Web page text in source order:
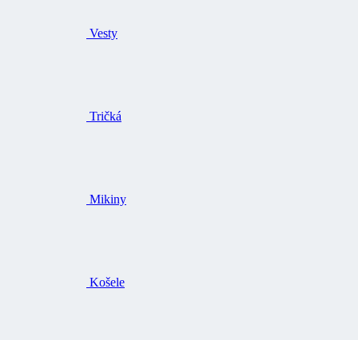
Vesty
Tričká
Mikiny
Košele